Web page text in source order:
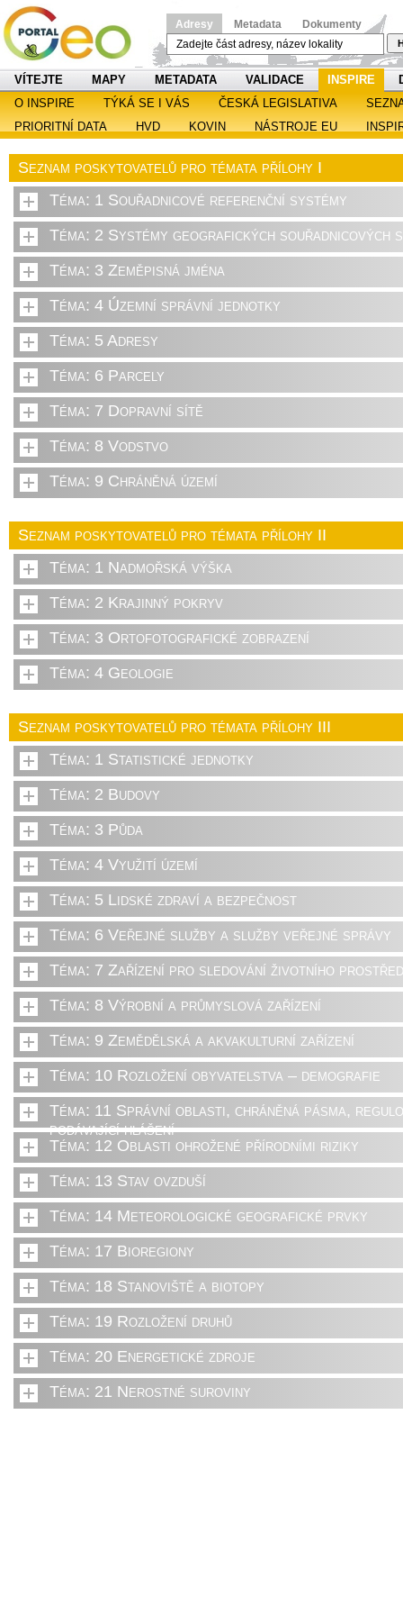
Adresy Metadata Dokumenty
VÍTEJTE MAPY METADATA VALIDACE INSPIRE
O INSPIRE
TÝKÁ SE I VÁS ČESKÁ LEGISLATIVA
PRIORITNÍ DATA
HVD KOVIN NÁSTROJE EU
Seznam poskytovatelů pro témata přílohy I
Téma: 1 Souřadnicové referenční systémy
Téma: 2 Systémy geografických souřadnicových
Téma: 3 Zeměpisná jména
Téma: 4 Územní správní jednotky
Téma: 5 Adresy
Téma: 6 Parcely
Téma: 7 Dopravní sítě
Téma: 8 Vodstvo
Téma: 9 Chráněná území
Seznam poskytovatelů pro témata přílohy II
Téma: 1 Nadmořská výška
Téma: 2 Krajinný pokryv
Téma: 3 Ortofotografické zobrazení
Téma: 4 Geologie
Seznam poskytovatelů pro témata přílohy III
Téma: 1 Statistické jednotky
Téma: 2 Budovy
Téma: 3 Půda
Téma: 4 Využití území
Téma: 5 Lidské zdraví a bezpečnost
Téma: 6 Veřejné služby a služby veřejné správy
Téma: 7 Zařízení pro sledování životního
Téma: 8 Výrobní a průmyslová zařízení
Téma: 9 Zemědělská a akvakulturní zařízení
Téma: 10 Rozložení obyvatelstva – demografie
Téma: 11 Správní oblasti, chráněná pásma,
podávající hlášení
Téma: 12 Oblasti ohrožené přírodními riziky
Téma: 13 Stav ovzduší
Téma: 14 Meteorologické geografické prvky
Téma: 17 Bioregiony
Téma: 18 Stanoviště a biotopy
Téma: 19 Rozložení druhů
Téma: 20 Energetické zdroje
Téma: 21 Nerostné suroviny